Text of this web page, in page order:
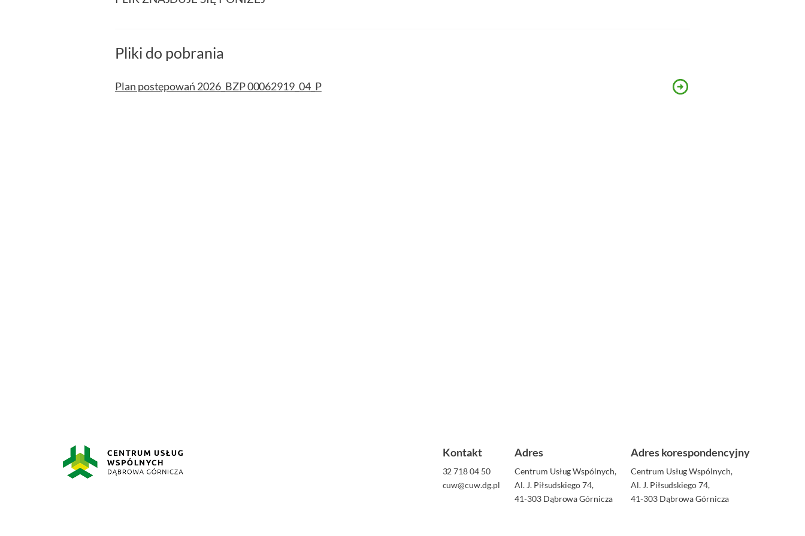
Pliki do pobrania
Plan postępowań 2026_BZP 00062919_04_P
Kontakt
32 718 04 50
cuw@cuw.dg.pl
Adres
Centrum Usług Wspólnych,
Al. J. Piłsudskiego 74,
41-303 Dąbrowa Górnicza
Adres korespondencyjny
Centrum Usług Wspólnych,
Al. J. Piłsudskiego 74,
41-303 Dąbrowa Górnicza